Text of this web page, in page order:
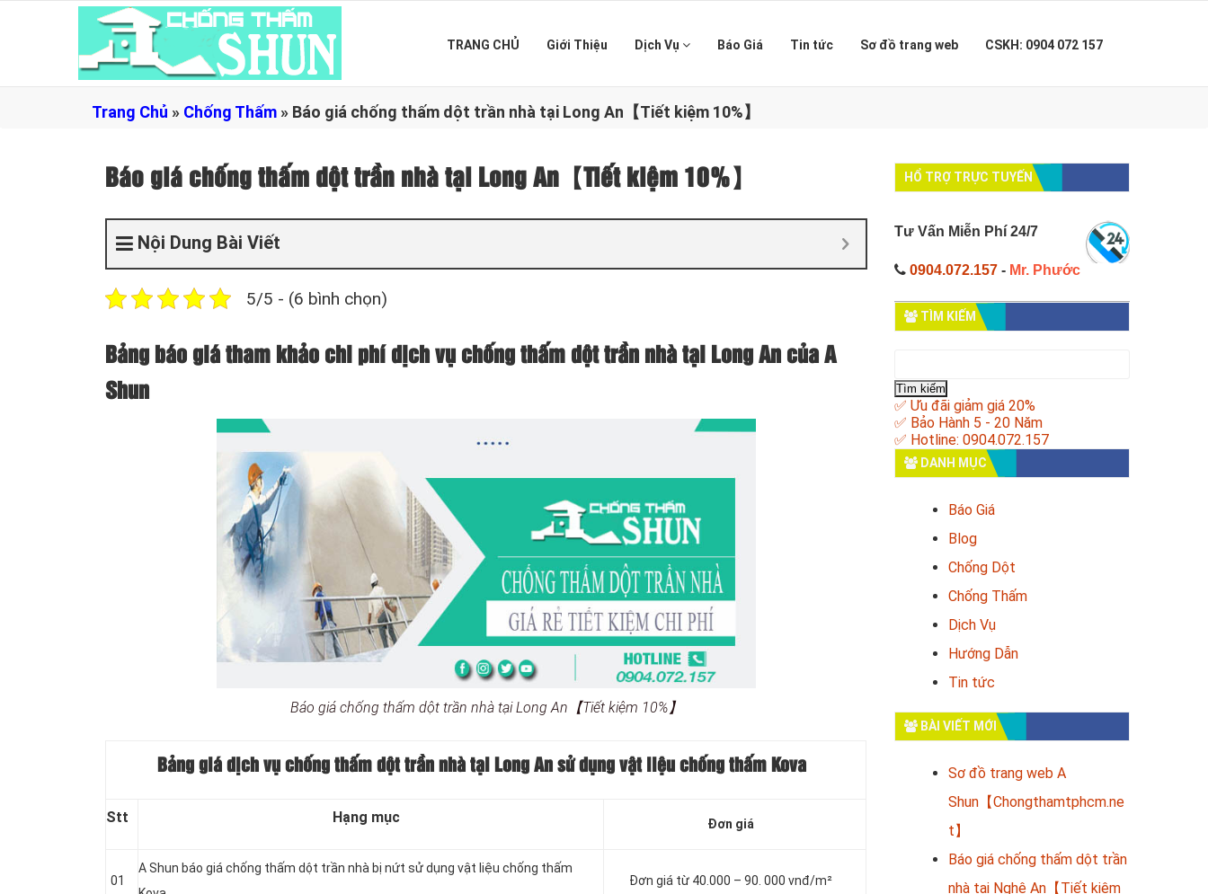
TRANG CHỦ Giới Thiệu Dịch Vụ Báo Giá Tin tức Sơ đồ trang web CSKH: 0904 072 157
Trang Chủ » Chống Thấm » Báo giá chống thấm dột trần nhà tại Long An【Tiết kiệm 10%】
Báo giá chống thấm dột trần nhà tại Long An【Tiết kiệm 10%】
Nội Dung Bài Viết
5/5 - (6 bình chọn)
Bảng báo giá tham khảo chi phí dịch vụ chống thấm dột trần nhà tại Long An của A
Shun
Báo giá chống thấm dột trần nhà tại Long An【Tiết kiệm 10%】
Bảng giá dịch vụ chống thấm dột trần nhà tại Long An sử dụng vật liệu chống thấm Kova
Stt Hạng mục Đơn giá
01
A Shun báo giá chống thấm dột trần nhà bị nứt sử dụng vật liệu chống thấm
Đơn giá từ 40.000 – 90. 000 vnđ/m²
HỔ TRỢ TRỰC TUYẾN
Tư Vấn Miễn Phí 24/7
0904.072.157- Mr. Phước
TÌM KIẾM
cho:
✅ Ưu đãi giảm giá 20%
✅ Bảo Hành 5 - 20 Năm
✅ Hotline: 0904.072.157
DANH MỤC
Báo Giá
Blog
Chống Dột
Chống Thấm
Dịch Vụ
Hướng Dẫn
Tin tức
BÀI VIẾT MỚI
Sơ đồ trang web A
Shun【Chongthamtphcm.ne
t】
Báo giá chống thấm dột trần
nhà tại Nghệ An【Tiết kiệm